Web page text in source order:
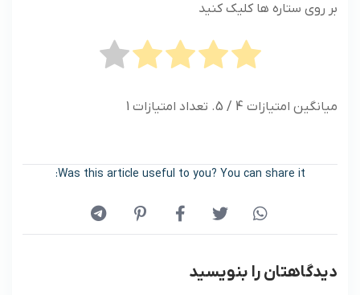
بر روی ستاره ها کلیک کنید
میانگین امتیازات 4 / 5. تعداد امتیازات 1
Was this article useful to you? You can share it:
دیدگاهتان را بنویسید